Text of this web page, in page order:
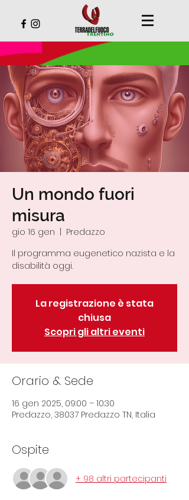
Un mondo fuori
misura
gio 16 gen
Predazzo
Il programma eugenetico nazista e la
disabilità oggi.
La registrazione è stata
chiusa
Scopri gli altri eventi
Orario & Sede
16 gen 2025, 09:00 – 10:30
Predazzo, 38037 Predazzo TN, Italia
Ospite
+ 98 altri partecipanti